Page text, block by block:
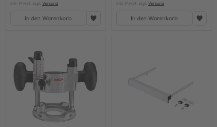
inkl. MwSt. zzgl. Versand
In den Warenkorb
inkl. MwSt. zzgl. Versand
In den Warenkorb